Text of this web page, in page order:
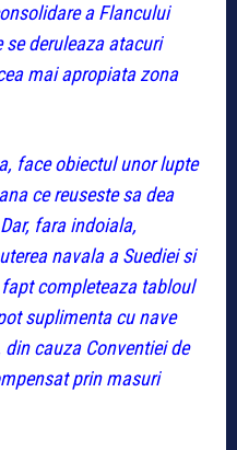
a Flancului
deruleaza atacuri
mai apropiata zona
face obiectul unor lupte
ce reuseste sa dea
fara indoiala,
navala a Suediei si
completeaza tabloul
suplimenta cu nave
cauza Conventiei de
prin masuri